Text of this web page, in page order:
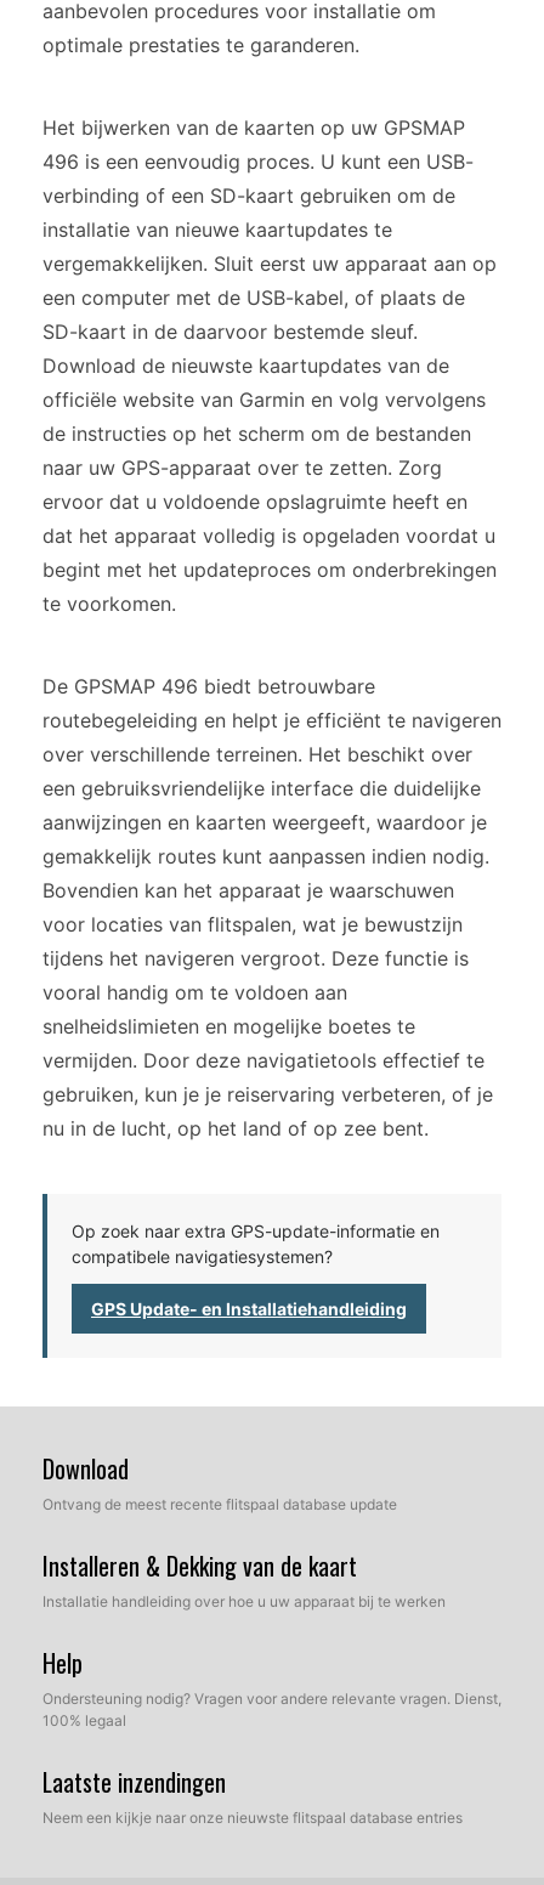
aanbevolen procedures voor installatie om
optimale prestaties te garanderen.
Het bijwerken van de kaarten op uw GPSMAP
496 is een eenvoudig proces. U kunt een USB-
verbinding of een SD-kaart gebruiken om de
installatie van nieuwe kaartupdates te
vergemakkelijken. Sluit eerst uw apparaat aan op
een computer met de USB-kabel, of plaats de
SD-kaart in de daarvoor bestemde sleuf.
Download de nieuwste kaartupdates van de
officiële website van Garmin en volg vervolgens
de instructies op het scherm om de bestanden
naar uw GPS-apparaat over te zetten. Zorg
ervoor dat u voldoende opslagruimte heeft en
dat het apparaat volledig is opgeladen voordat u
begint met het updateproces om onderbrekingen
te voorkomen.
De GPSMAP 496 biedt betrouwbare
routebegeleiding en helpt je efficiënt te navigeren
over verschillende terreinen. Het beschikt over
een gebruiksvriendelijke interface die duidelijke
aanwijzingen en kaarten weergeeft, waardoor je
gemakkelijk routes kunt aanpassen indien nodig.
Bovendien kan het apparaat je waarschuwen
voor locaties van flitspalen, wat je bewustzijn
tijdens het navigeren vergroot. Deze functie is
vooral handig om te voldoen aan
snelheidslimieten en mogelijke boetes te
vermijden. Door deze navigatietools effectief te
gebruiken, kun je je reiservaring verbeteren, of je
nu in de lucht, op het land of op zee bent.
Op zoek naar extra GPS-update-informatie en
compatibele navigatiesystemen?
GPS Update- en Installatiehandleiding
Download
Ontvang de meest recente flitspaal database update
Installeren & Dekking van de kaart
Installatie handleiding over hoe u uw apparaat bij te werken
Help
Ondersteuning nodig? Vragen voor andere relevante vragen. Dienst,
100% legaal
Laatste inzendingen
Neem een kijkje naar onze nieuwste flitspaal database entries